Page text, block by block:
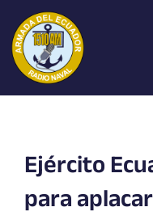
contenido
Ejército
para